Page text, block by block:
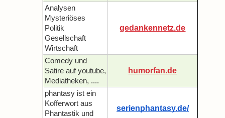
Analysen
Mysteriöses
Politik
Gesellschaft
Wirtschaft
gedankennetz.de
Comedy und
Satire auf youtube,
Mediatheken, ....
humorfan.de
phantasy ist ein
Kofferwort aus
Phantastik und
serienphantasy.de/